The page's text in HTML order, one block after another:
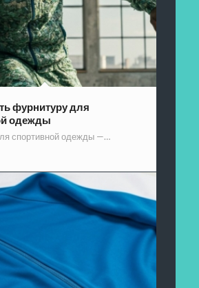
фурнитуру для
одежды
спортивной одежды —…